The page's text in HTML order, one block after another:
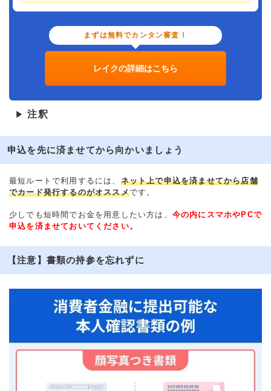
まずは無料でカンタン審査！
レイクの詳細はこちら
▶ 注釈
申込を先に済ませてから向かいましょう
最短ルートで利用するには、 ネット上で申込を済ませてから店舗
でカード発行するのがオススメです。
少しでも短時間でお金を用意したい方は、 今の内にスマホやPCで
申込を済ませておいてください。
【注意】書類の持参を忘れずに